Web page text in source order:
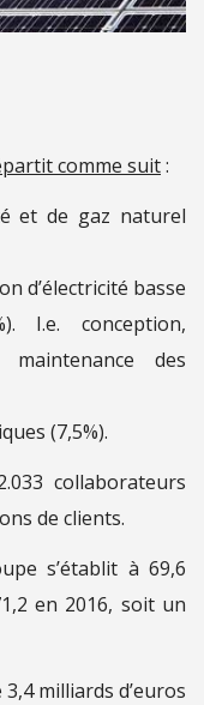
comme suit:
et de gaz naturel
d’électricité basse
I.e. conception,
des
(7,5%).
collaborateurs
de clients.
s’établit à 69,6
en 2016, soit un
milliards d’euros